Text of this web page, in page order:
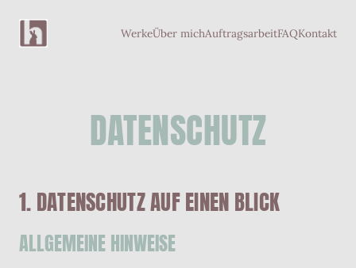
Skip
WerkeÜber michAuftragsarbeitFAQKontakt
DATENSCHUTZ
1. DATENSCHUTZ AUF EINEN BLICK
ALLGEMEINE HINWEISE